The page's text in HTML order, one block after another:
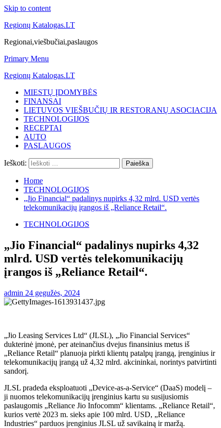
Skip to content
Regionų Katalogas.LT
Regionai,viešbučiai,paslaugos
Primary Menu
Regionų Katalogas.LT
MIESTŲ ĮDOMYBĖS
FINANSAI
LIETUVOS VIEŠBUČIŲ IR RESTORANŲ ASOCIACIJA
TECHNOLOGIJOS
RECEPTAI
AUTO
PASLAUGOS
Ieškoti:
Home
TECHNOLOGIJOS
„Jio Financial“ padalinys nupirks 4,32 mlrd. USD vertės
telekomunikacijų įrangos iš „Reliance Retail“.
TECHNOLOGIJOS
„Jio Financial“ padalinys nupirks 4,32
mlrd. USD vertės telekomunikacijų
įrangos iš „Reliance Retail“.
admin 24 gegužės, 2024
„Jio Leasing Services Ltd“ (JLSL), „Jio Financial Services“
dukterinė įmonė, per ateinančius dvejus finansinius metus iš
„Reliance Retail“ planuoja pirkti klientų patalpų įrangą, įrenginius ir
telekomunikacijų įrangą už 4,32 mlrd. akcininkai, norintys patvirtinti
sandorį.
JLSL pradeda eksploatuoti „Device-as-a-Service“ (DaaS) modelį –
ji nuomos telekomunikacijų įrenginius kartu su susijusiomis
paslaugomis „Reliance Jio Infocomm“ klientams. „Reliance Retail“,
kurios vertė 2023 m. sieks apie 100 mlrd. USD, „Reliance
Industries“ parduos įrenginius JLSL už savikainą ir maržą.